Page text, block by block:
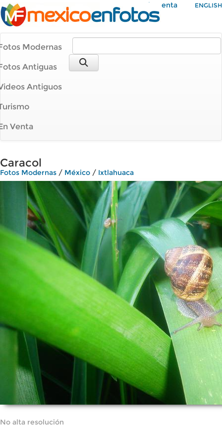
Mi Cuenta ENGLISH
Modernas
Antiguas
Antiguos
Venta
Caracol
Fotos Modernas / México / Ixtlahuaca
No alta resolución